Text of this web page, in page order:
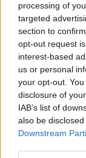
processing of
targeted
section to
opt-out request
interest-based
us or personal
your opt-out.
disclosure of
IAB’s list of
also be
Downstream
28.07.2026
Un caz cu final fericit.
și intervenția Poliției
Fălticeni au readus un
brațele familiei
LOCAL